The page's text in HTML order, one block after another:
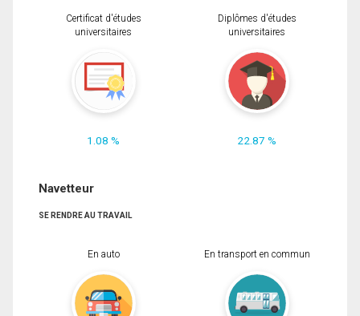
Certificat d'études
universitaires
1.08 %
Diplômes d'études
universitaires
22.87 %
Navetteur
SE RENDRE AU TRAVAIL
En auto En transport en commun